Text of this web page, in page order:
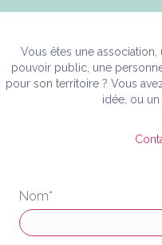
Vous êtes une
pouvoir public, une
pour son territoire ? Vous
idée, ou
Nom